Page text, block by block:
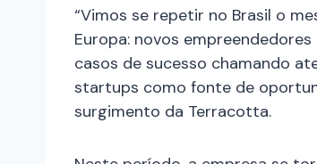
“Vimos se repetir no Brasil o
Europa: novos
casos de sucesso chamando
startups como fonte de
surgimento da Terracotta.